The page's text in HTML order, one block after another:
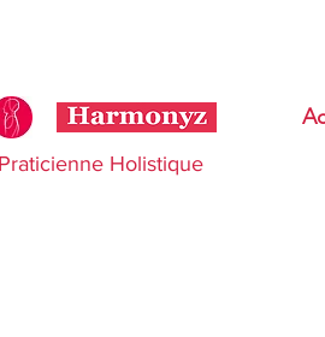
Holistique